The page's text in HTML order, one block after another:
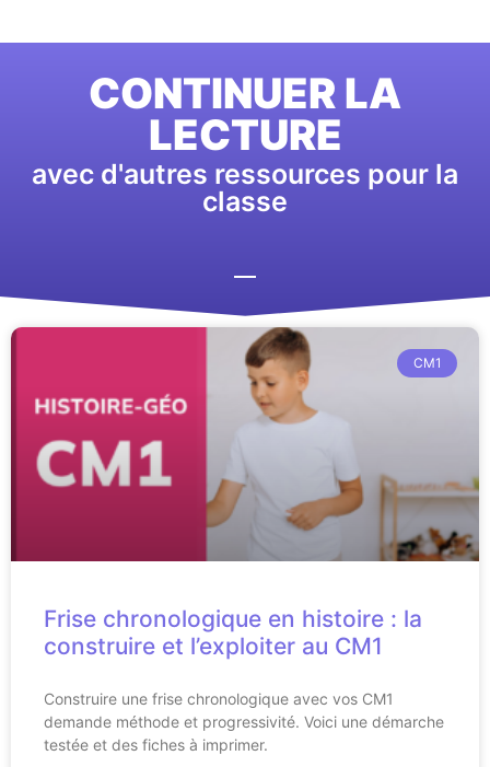
CONTINUER LA
LECTURE
avec d'autres ressources pour la
classe
CM1
Frise chronologique en histoire : la
construire et l’exploiter au CM1
Construire une frise chronologique avec vos CM1
demande méthode et progressivité. Voici une démarche
testée et des fiches à imprimer.